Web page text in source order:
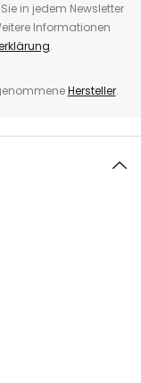
in jedem Newsletter
Informationen
.
Hersteller.